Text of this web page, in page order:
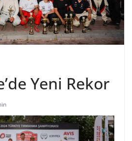
Yeni Rekor